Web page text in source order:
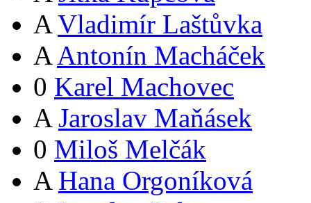
A Vladimír Laštůvka
A Antonín Macháček
0 Karel Machovec
A Jaroslav Maňásek
0 Miloš Melčák
A Hana Orgoníková